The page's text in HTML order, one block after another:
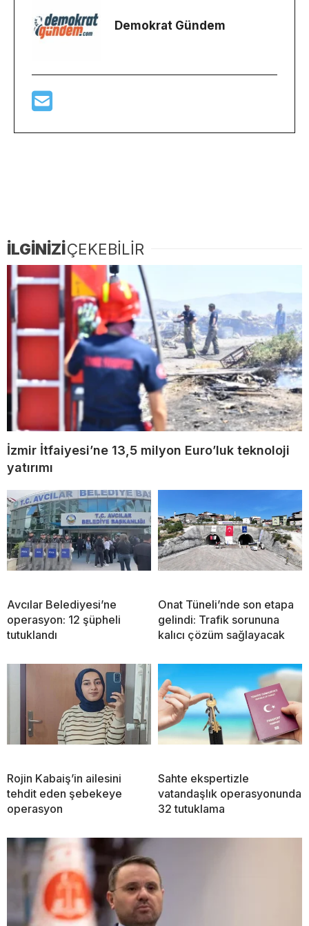
Demokrat Gündem
İLGİNİZİÇEKEBİLİR
İzmir İtfaiyesi’ne 13,5 milyon Euro’luk teknoloji
yatırımı
Avcılar Belediyesi’ne
operasyon: 12 şüpheli
tutuklandı
Onat Tüneli’nde son etapa
gelindi: Trafik sorununa
kalıcı çözüm sağlayacak
Rojin Kabaiş’in ailesini
tehdit eden şebekeye
operasyon
Sahte ekspertizle
vatandaşlık operasyonunda
32 tutuklama